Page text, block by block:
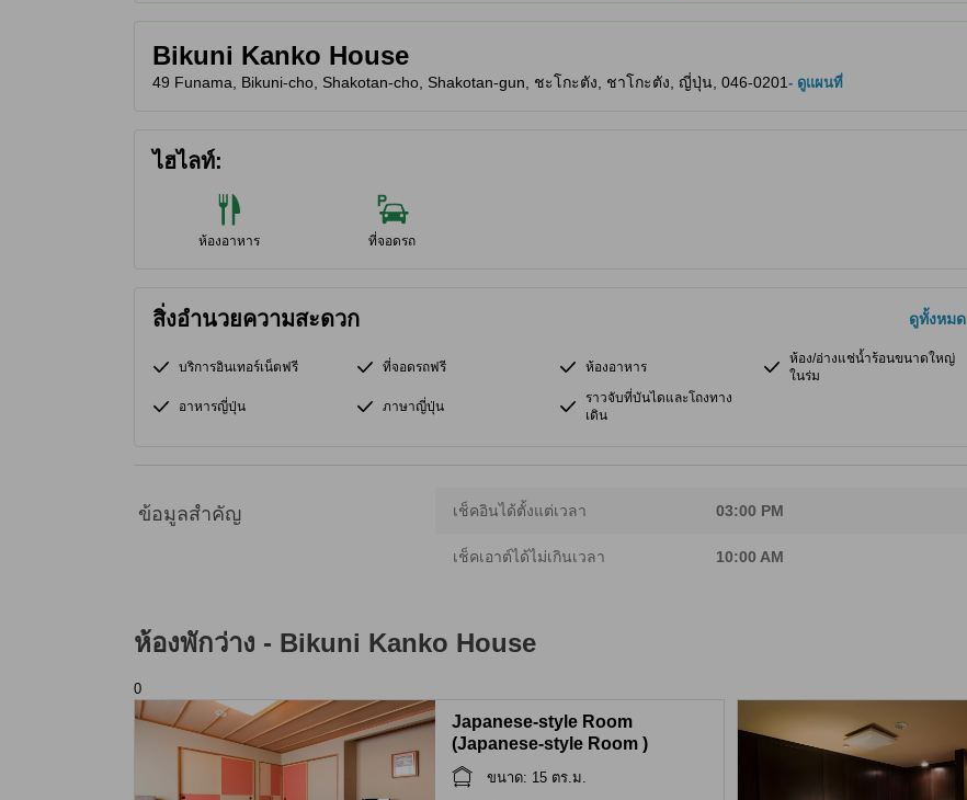
Bikuni Kanko House
49 Funama, Bikuni-cho, Shakotan-cho, Shakotan-gun, ชะโกะตัง, ชาโกะตัง, ญี่ปุ่น, 046-0201 - ดูแผนที่
ไฮไลท์:
ห้องอาหาร ที่จอดรถ
สิ่งอำนวยความสะดวก ดูทั้งหมด
บริการอินเทอร์เน็ตฟรี ที่จอดรถฟรี ห้องอาหาร
ห้อง/อ่างแช่น้ำร้อนขนาดใหญ่
ในร่ม
อาหารญี่ปุ่น
ภาษาญี่ปุ่น
ราวจับที่บันไดและโถงทาง
เดิน
ข้อมูลสำคัญ เช็คอินได้ตั้งแต่เวลา 03:00 PM
เช็คเอาต์ได้ไม่เกินเวลา 10:00 AM
ห้องพักว่าง - Bikuni Kanko House
0
Japanese-style Room
(Japanese-style Room )
ขนาด: 15 ตร.ม.